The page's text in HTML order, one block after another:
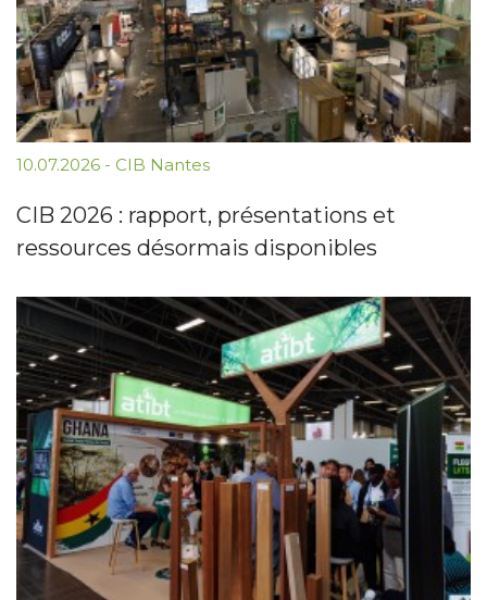
10.07.2026 - CIB Nantes
CIB 2026 : rapport, présentations et
ressources désormais disponibles